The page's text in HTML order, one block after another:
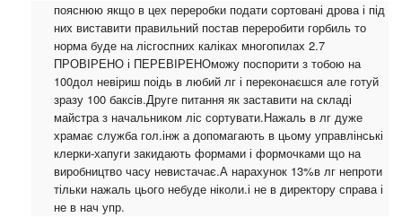
пояснюю якщо в цех переробки подати сортовані дрова і під
них виставити правильний постав переробити горбиль то
норма буде на лісгоспних каліках многопилах 2.7
ПРОВІРЕНО і ПЕРЕВІРЕНОможу поспорити з тобою на
100дол невіриш поідь в любий лг і переконаєшся але готуй
зразу 100 баксів.Друге питання як заставити на складі
майстра з начальником ліс сортувати.Нажаль в лг дуже
храмає служба гол.інж а допомагають в цьому управлінські
клерки-хапуги закидають формами і формочками що на
виробництво часу невистачає.А нарахунок 13%в лг непроти
тільки нажаль цього небуде ніколи.і не в директору справа і
не в нач упр.